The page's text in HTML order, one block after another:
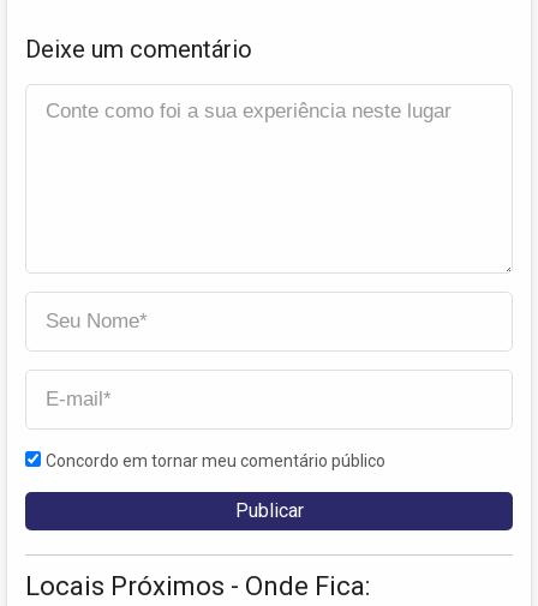
Deixe um comentário
Concordo em tornar meu comentário público
Locais Próximos - Onde Fica: